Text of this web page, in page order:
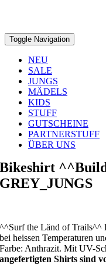
Toggle Navigation
NEU
SALE
JUNGS
MÄDELS
KIDS
STUFF
GUTSCHEINE
PARTNERSTUFF
ÜBER UNS
Bikeshirt
GREY_JUNGS
^^Surf the Länd of Trails^^
bei heissen Temperaturen
Farbe: Anthrazit. Mit UV-
angefertigten Shirts sind